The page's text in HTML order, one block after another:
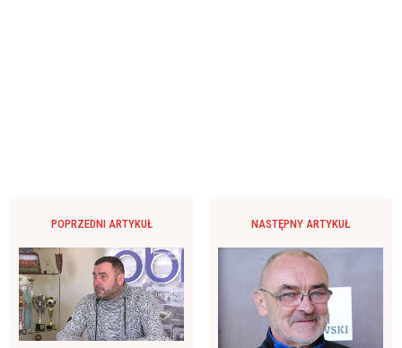
POPRZEDNI ARTYKUŁ NASTĘPNY ARTYKUŁ